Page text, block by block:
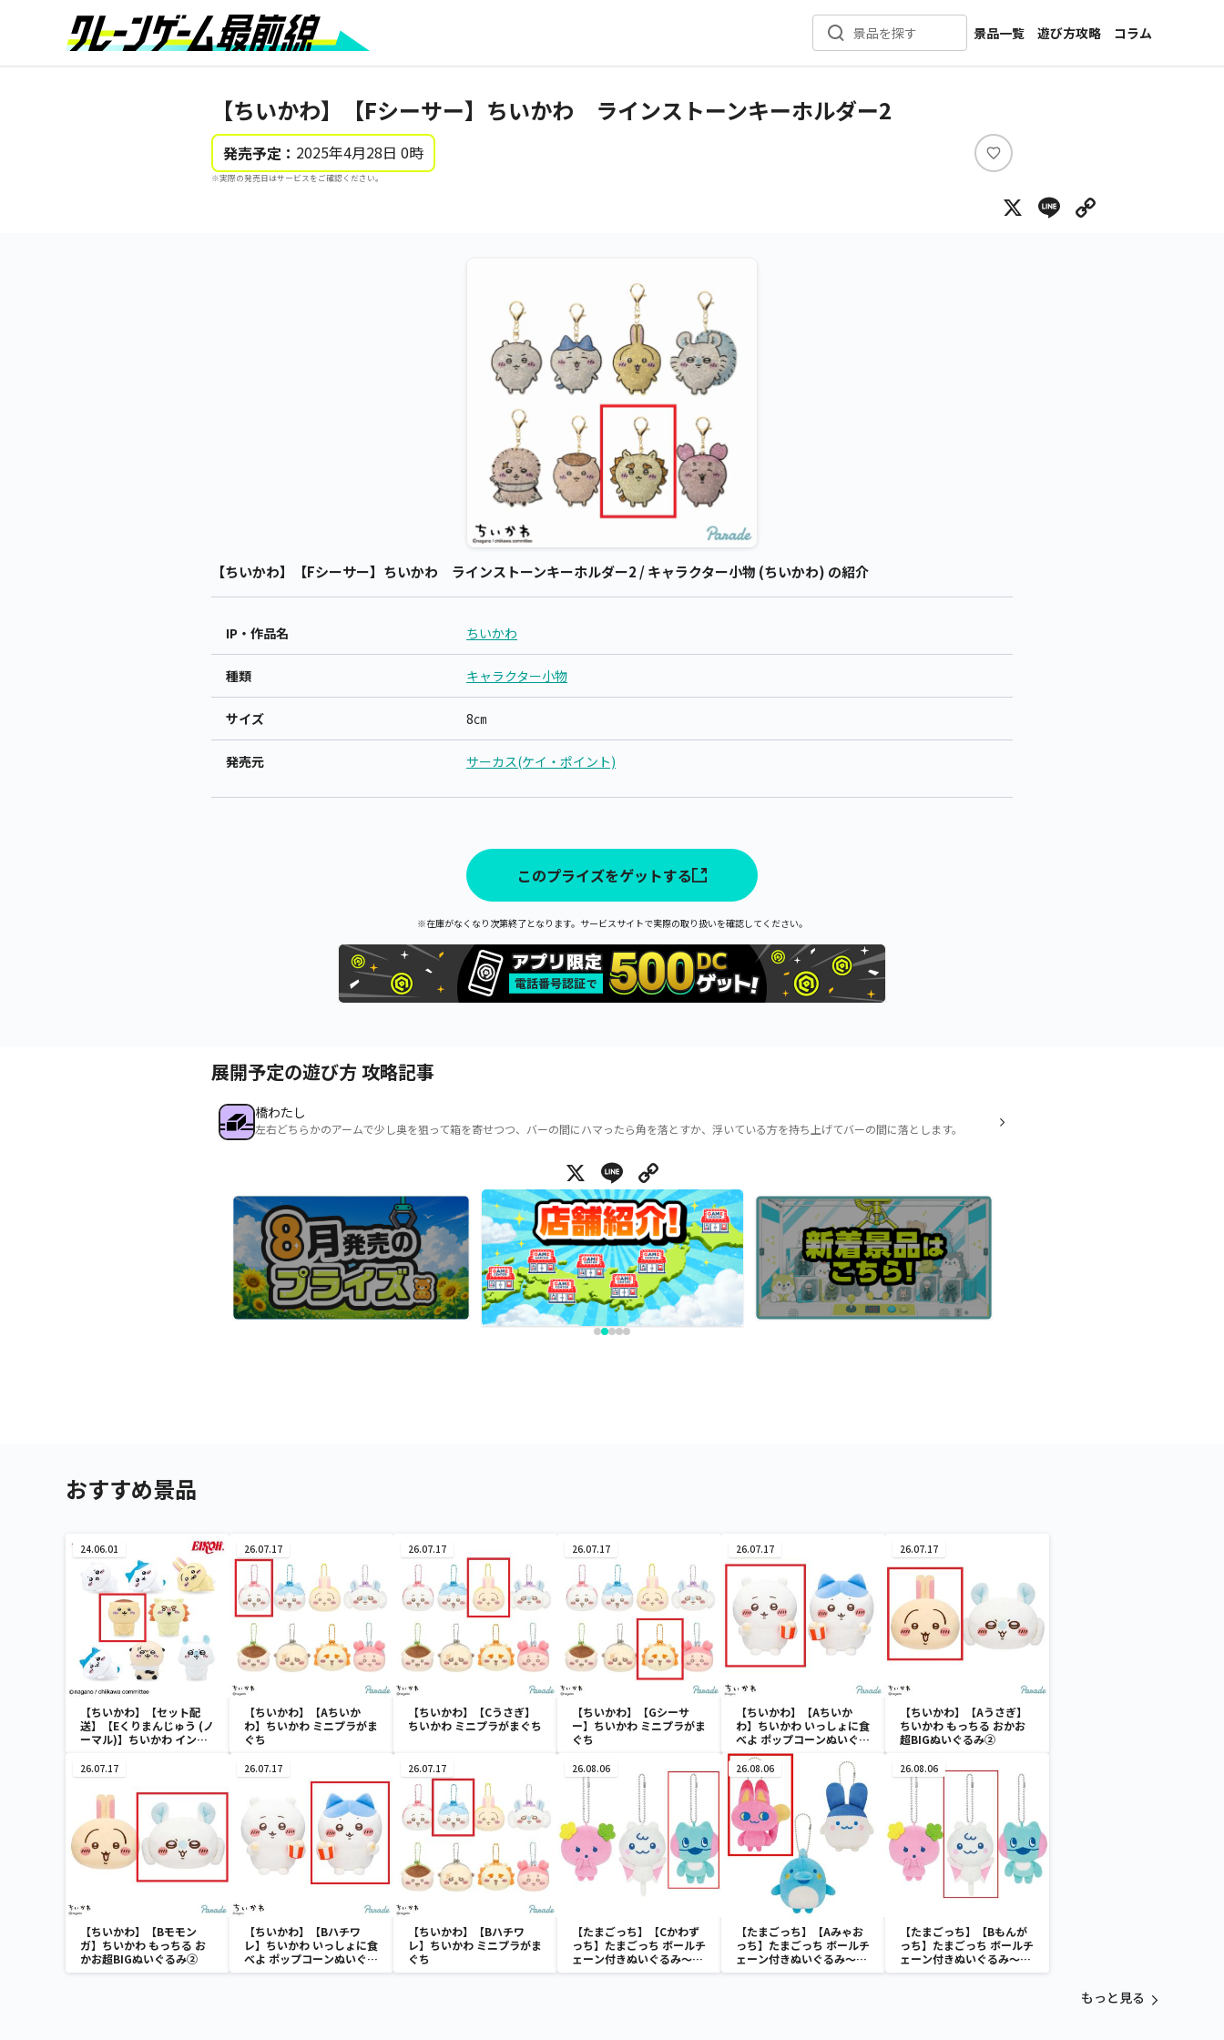
景品を探す
景品一覧
新着景品
メーカー一覧
遊び方攻略
コラム
インタビュー
【ちいかわ】【Fシーサー】ちいかわ ラインストーンキーホルダー2
発売予定： 2025年4月28日 0時
※実際の発売日はサービスをご確認ください。
い
ね
X Line
【ちいかわ】【Fシーサー】ちいかわ ラインストーンキーホルダー2 / キャラクター小物 (ちいかわ) の紹介
IP・作品名 ちいかわ
種類 キャラクター小物
サイズ 8㎝
発売元 サーカス(ケイ・ポイント)
このプライズをゲットする
※在庫がなくなり次第終了となります。サービスサイトで実際の取り扱いを確認してください。
展開予定の遊び方 攻略記事
橋わたし
左右どちらかのアームで少し奥を狙って箱を寄せつつ、バーの間にハマったら角を落とすか、浮いている方を持ち上げてバーの間に落とします。
X Line
おすすめ景品
24.06.01
【ちいかわ】【セット配
送】【Eくりまんじゅう (ノ
ーマル)】ちいかわ インテ
26.07.17
【ちいかわ】【Aちいか
わ】ちいかわ ミニプラがま
ぐち
26.07.17
【ちいかわ】【Cうさぎ】
ちいかわ ミニプラがまぐち
26.07.17
【ちいかわ】【Gシーサ
ー】ちいかわ ミニプラがま
ぐち
26.07.17
【ちいかわ】【Aちいか
わ】ちいかわ いっしょに食
べよ ポップコーンぬいぐる
み
26.07.17
【ちいかわ】【Aうさぎ】
ちいかわ もっちる おかお
超BIGぬいぐるみ②
26.07.17
【ちいかわ】【Bモモン
ガ】ちいかわ もっちる お
かお超BIGぬいぐるみ②
26.07.17
【ちいかわ】【Bハチワ
レ】ちいかわ いっしょに食
べよ ポップコーンぬいぐる
み
26.07.17
【ちいかわ】【Bハチワ
レ】ちいかわ ミニプラがま
ぐち
26.08.06
【たまごっち】【Cかわず
っち】たまごっち ボールチ
ェーン付きぬいぐるみ～
Tamagotchi Paradise～
26.08.06
【たまごっち】【Aみゃお
っち】たまごっち ボールチ
ェーン付きぬいぐるみ～
Tamagotchi Paradise～
26.08.06
【たまごっち】【Bもんが
っち】たまごっち ボールチ
ェーン付きぬいぐるみ～
Tamagotchi Paradise～
もっと見る